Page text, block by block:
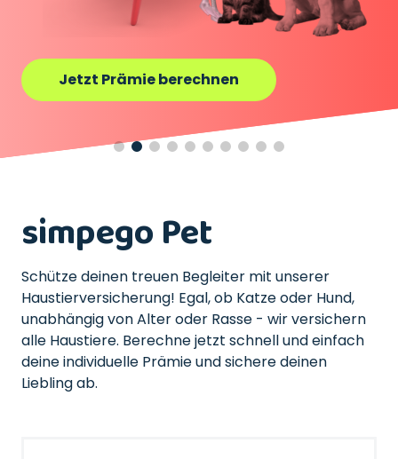
Jetzt Prämie berechnen
simpego Pet
Schütze deinen treuen Begleiter mit unserer
Haustierversicherung! Egal, ob Katze oder Hund,
unabhängig von Alter oder Rasse - wir versichern
alle Haustiere. Berechne jetzt schnell und einfach
deine individuelle Prämie und sichere deinen
Liebling ab.